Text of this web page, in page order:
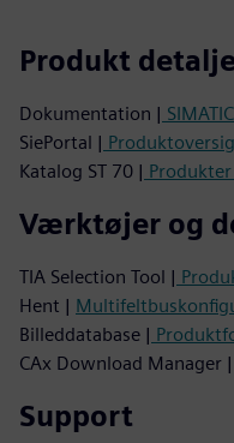
Produkt
Dokumentation |
SiePortal |
Katalog ST 70 |
Værktøjer og
TIA Selection Tool |
Hent |
Billeddatabase |
CAx Download Manager |
Support